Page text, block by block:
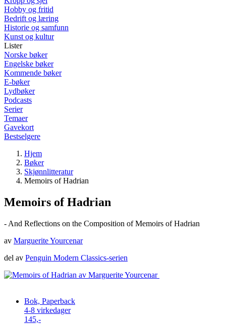
Hobby og fritid
Bedrift og læring
Historie og samfunn
Kunst og kultur
Lister
Norske bøker
Engelske bøker
Kommende bøker
E-bøker
Lydbøker
Podcasts
Serier
Temaer
Gavekort
Bestselgere
Hjem
Bøker
Skjønnlitteratur
Memoirs of Hadrian
Memoirs of Hadrian
- And Reflections on the Composition of Memoirs of Hadrian
av Marguerite Yourcenar
del av Penguin Modern Classics-serien
Bok, Paperback
4-8 virkedager
145,-